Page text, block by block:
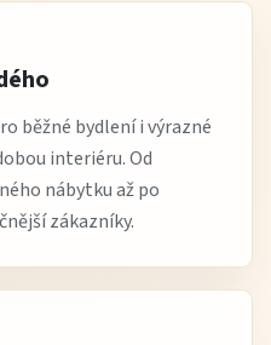
běžné bydlení i výrazné
interiéru. Od
nábytku až po
zákazníky.